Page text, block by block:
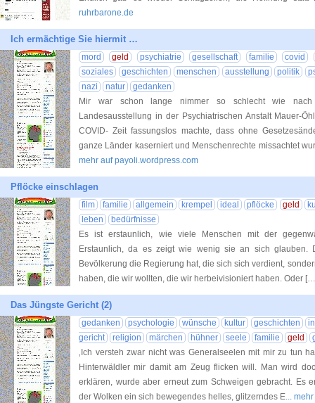
ruhrbarone.de
Ich ermächtige Sie hiermit …
mord geld psychiatrie gesellschaft familie
covid
soziales
geschichten menschen ausstellung politik
nazi
natur
gedanken
Mir war schon lange nimmer so schlecht wie
Landesausstellung in der Psychiatrischen Anstalt Mauer-
COVID- Zeit fassungslos machte, dass ohne
ganze Länder kaserniert und Menschenrechte missachtet
mehr auf payoli.wordpress.com
Pflöcke einschlagen
film familie allgemein krempel ideal pflöcke geld
leben
bedürfnisse
Es ist erstaunlich, wie viele Menschen mit der
Erstaunlich, da es zeigt wie wenig sie an sich glauben.
Bevölkerung die Regierung hat, die sich sich verdient,
haben, die wir wollten, die wir herbeivisioniert haben. Oder
Das Jüngste Gericht (2)
gedanken psychologie wünsche kultur geschichten
gericht
religion märchen hühner seele familie geld
‚Ich versteh zwar nicht was Generalseelen mit mir zu tun
Hinterwäldler mir damit am Zeug flicken will. Man wird
erklären, wurde aber erneut zum Schweigen gebracht. Es
der Wolken ein sich bewegendes helles, glitzerndes E...